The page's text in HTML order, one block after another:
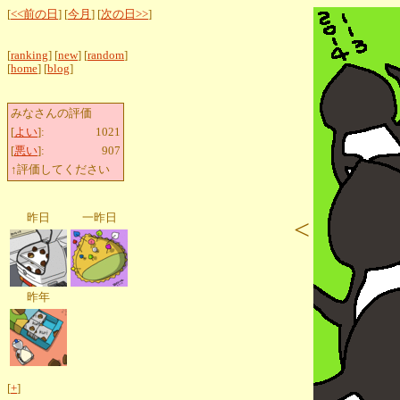
[<<前の日 ] [今月 ] [次の日>>]
[ranking] [new] [random]
[home] [blog]
みなさんの評価
[よい]:
1021
[悪い]:
907
↑評価してください
昨日 一昨日
昨年
[+]
<